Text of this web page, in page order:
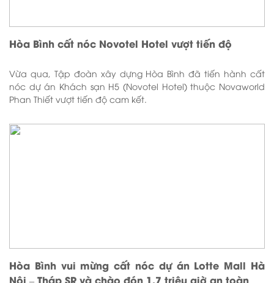
Hòa Bình cất nóc Novotel Hotel vượt tiến độ
Vừa qua, Tập đoàn xây dựng Hòa Bình đã tiến hành cất
nóc dự án Khách sạn H5 (Novotel Hotel) thuộc Novaworld
Phan Thiết vượt tiến độ cam kết.
Hòa Bình vui mừng cất nóc dự án Lotte Mall Hà
Nội – Tháp SR và chào đón 1,7 triệu giờ an toàn